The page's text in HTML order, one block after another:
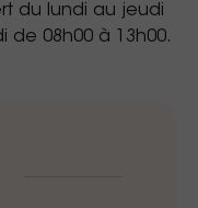
du lundi au jeudi
de 08h00 à 13h00.